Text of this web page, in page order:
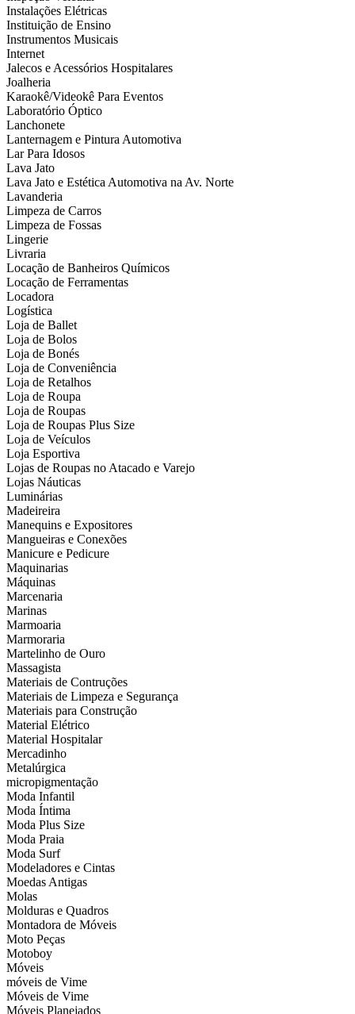
Instalações Elétricas
Instituição de Ensino
Instrumentos Musicais
Internet
Jalecos e Acessórios Hospitalares
Joalheria
Karaokê/Videokê Para Eventos
Laboratório Óptico
Lanchonete
Lanternagem e Pintura Automotiva
Lar Para Idosos
Lava Jato
Lava Jato e Estética Automotiva na Av. Norte
Lavanderia
Limpeza de Carros
Limpeza de Fossas
Lingerie
Livraria
Locação de Banheiros Químicos
Locação de Ferramentas
Locadora
Logística
Loja de Ballet
Loja de Bolos
Loja de Bonés
Loja de Conveniência
Loja de Retalhos
Loja de Roupa
Loja de Roupas
Loja de Roupas Plus Size
Loja de Veículos
Loja Esportiva
Lojas de Roupas no Atacado e Varejo
Lojas Náuticas
Luminárias
Madeireira
Manequins e Expositores
Mangueiras e Conexões
Manicure e Pedicure
Maquinarias
Máquinas
Marcenaria
Marinas
Marmoaria
Marmoraria
Martelinho de Ouro
Massagista
Materiais de Contruções
Materiais de Limpeza e Segurança
Materiais para Construção
Material Elétrico
Material Hospitalar
Mercadinho
Metalúrgica
micropigmentação
Moda Infantil
Moda Íntima
Moda Plus Size
Moda Praia
Moda Surf
Modeladores e Cintas
Moedas Antigas
Molas
Molduras e Quadros
Montadora de Móveis
Moto Peças
Motoboy
Móveis
móveis de Vime
Móveis de Vime
Móveis Planejados